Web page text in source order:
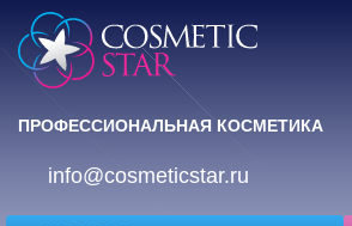
ПРОФЕССИОНАЛЬНАЯ КОСМЕТИКА
info@cosmeticstar.ru